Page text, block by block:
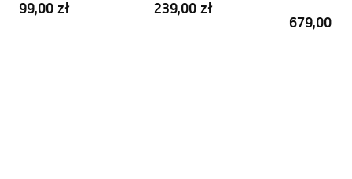
Rozstaw przyłączy:
150mm
Pielęgnacja
99,00 zł 239,00 zł
679,00 zł